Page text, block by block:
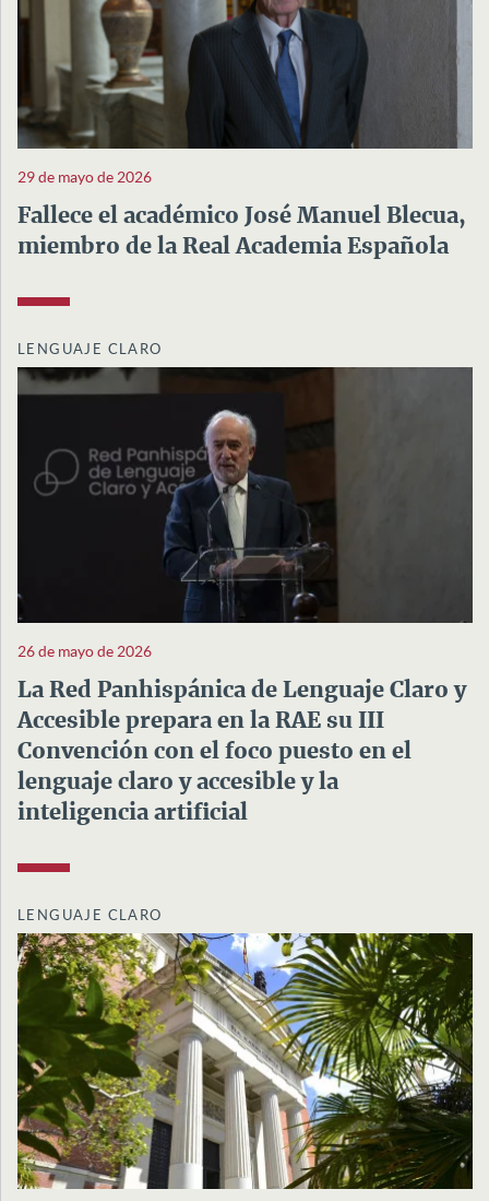
29 de mayo de 2026
Fallece el académico José Manuel Blecua,
miembro de la Real Academia Española
LENGUAJE CLARO
26 de mayo de 2026
La Red Panhispánica de Lenguaje Claro y
Accesible prepara en la RAE su III
Convención con el foco puesto en el
lenguaje claro y accesible y la
inteligencia artificial
LENGUAJE CLARO